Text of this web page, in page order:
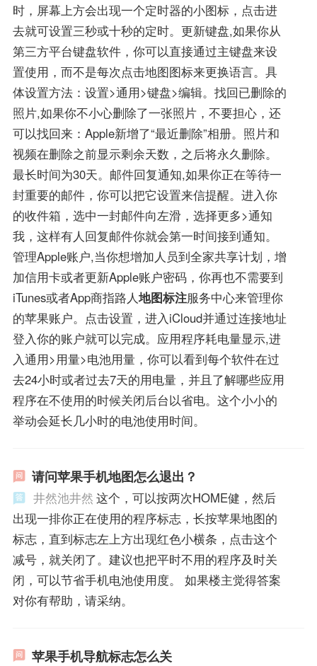
时，屏幕上方会出现一个定时器的小图标，点击进
去就可设置三秒或十秒的定时。更新键盘,如果你从
第三方平台键盘软件，你可以直接通过主键盘来设
置使用，而不是每次点击地图图标来更换语言。具
体设置方法：设置>通用>键盘>编辑。找回已删除的
照片,如果你不小心删除了一张照片，不要担心，还
可以找回来：Apple新增了“最近删除”相册。照片和
视频在删除之前显示剩余天数，之后将永久删除。
最长时间为30天。邮件回复通知,如果你正在等待一
封重要的邮件，你可以把它设置来信提醒。进入你
的收件箱，选中一封邮件向左滑，选择更多>通知
我，这样有人回复邮件你就会第一时间接到通知。
管理Apple账户,当你想增加人员到全家共享计划，增
加信用卡或者更新Apple账户密码，你再也不需要到
iTunes或者App商指路人地图标注服务中心来管理你
的苹果账户。点击设置，进入iCloud并通过连接地址
登入你的账户就可以完成。应用程序耗电量显示,进
入通用>用量>电池用量，你可以看到每个软件在过
去24小时或者过去7天的用电量，并且了解哪些应用
程序在不使用的时候关闭后台以省电。这个小小的
举动会延长几小时的电池使用时间。
请问苹果手机地图怎么退出？
井然池井然 这个，可以按两次HOME健，然后
出现一排你正在使用的程序标志，长按苹果地图的
标志，直到标志左上方出现红色小横条，点击这个
减号，就关闭了。建议也把平时不用的程序及时关
闭，可以节省手机电池使用度。 如果楼主觉得答案
对你有帮助，请采纳。
苹果手机导航标志怎么关